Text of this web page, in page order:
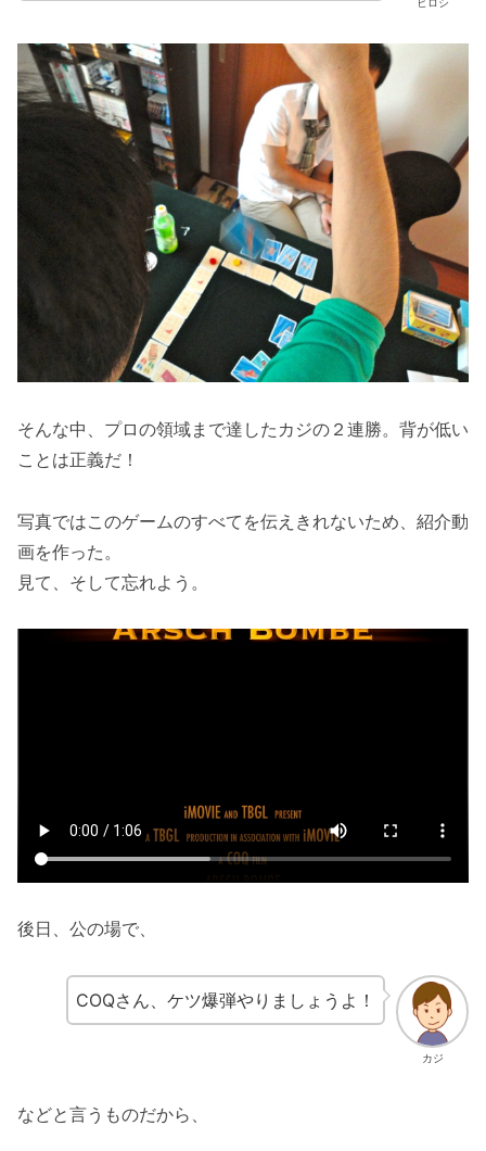
ヒロシ
そんな中、プロの領域まで達したカジの２連勝。背が低い
ことは正義だ！
写真ではこのゲームのすべてを伝えきれないため、紹介動
画を作った。
見て、そして忘れよう。
後日、公の場で、
カジ
COQさん、ケツ爆弾やりましょうよ！
などと言うものだから、